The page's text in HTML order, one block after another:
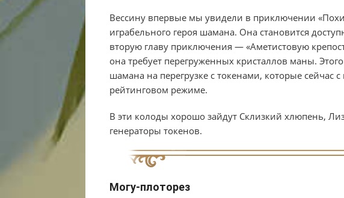
Вессину впервые мы увидели в приключении
играбельного героя шамана. Она становится
вторую главу приключения — «Аметистовую
она требует перегруженных кристаллов маны.
шамана на перегрузке с токенами, которые сейчас
рейтинговом режиме.
В эти колоды хорошо зайдут Склизкий хлюпень,
генераторы токенов.
Могу-плоторез